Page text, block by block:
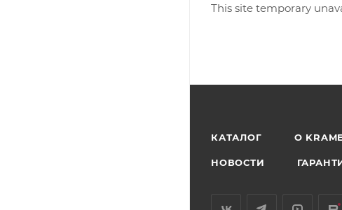
This site temporary
КАТАЛОГ O
НОВОСТИ